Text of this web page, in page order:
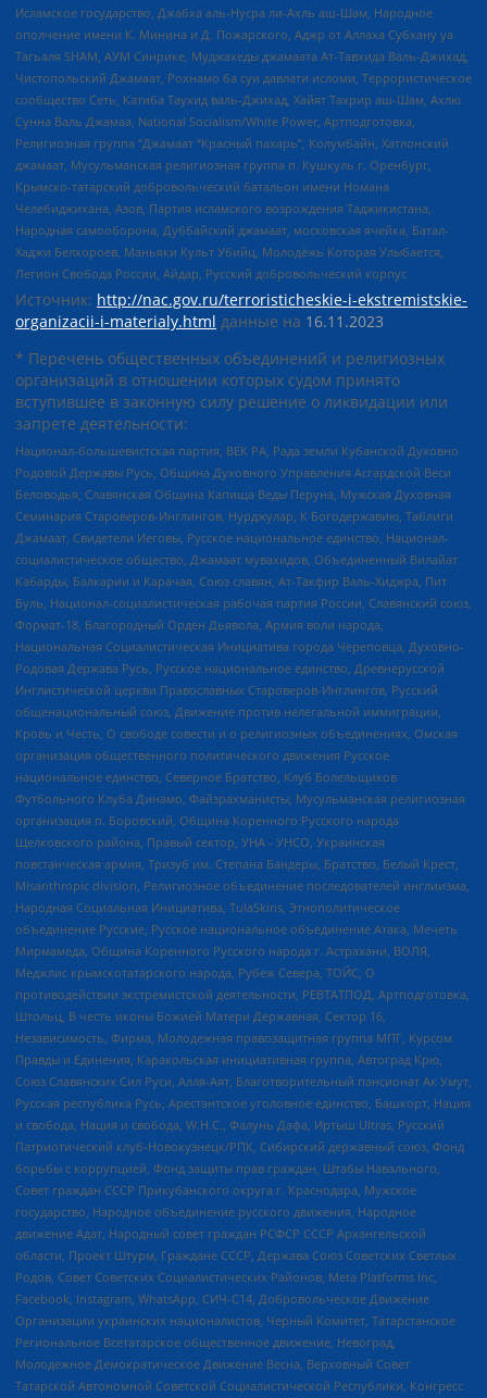
Исламское государство, Джабха аль-Нусра ли-Ахль аш-Шам, Народное
ополчение имени К. Минина и Д. Пожарского, Аджр от Аллаха Субхану уа
Тагьаля SHAM, АУМ Синрике, Муджахеды джамаата Ат-Тавхида Валь-Джихад,
Чистопольский Джамаат, Рохнамо ба суи давлати исломи, Террористическое
сообщество Сеть, Катиба Таухид валь-Джихад, Хайят Тахрир аш-Шам, Ахлю
Сунна Валь Джамаа, National Socialism/White Power, Артподготовка,
Религиозная группа “Джамаат “Красный пахарь”, Колумбайн, Хатлонский
джамаат, Мусульманская религиозная группа п. Кушкуль г. Оренбург,
Крымско-татарский добровольческий батальон имени Номана
Челебиджихана, Азов, Партия исламского возрождения Таджикистана,
Народная самооборона, Дуббайский джамаат, московская ячейка, Батал-
Хаджи Белхороев, Маньяки Культ Убийц, Молодёжь Которая Улыбается,
Легион Свобода России, Айдар, Русский добровольческий корпус
Источник: http://nac.gov.ru/terroristicheskie-i-ekstremistskie-
organizacii-i-materialy.html данные на 16.11.2023
* Перечень общественных объединений и религиозных
организаций в отношении которых судом принято
вступившее в законную силу решение о ликвидации или
запрете деятельности:
Национал-большевистская партия, ВЕК РА, Рада земли Кубанской Духовно
Родовой Державы Русь, Община Духовного Управления Асгардской Веси
Беловодья, Славянская Община Капища Веды Перуна, Мужская Духовная
Семинария Староверов-Инглингов, Нурджулар, К Богодержавию, Таблиги
Джамаат, Свидетели Иеговы, Русское национальное единство, Национал-
социалистическое общество, Джамаат мувахидов, Объединенный Вилайат
Кабарды, Балкарии и Карачая, Союз славян, Ат-Такфир Валь-Хиджра, Пит
Буль, Национал-социалистическая рабочая партия России, Славянский союз,
Формат-18, Благородный Орден Дьявола, Армия воли народа,
Национальная Социалистическая Инициатива города Череповца, Духовно-
Родовая Держава Русь, Русское национальное единство, Древнерусской
Инглистической церкви Православных Староверов-Инглингов, Русский
общенациональный союз, Движение против нелегальной иммиграции,
Кровь и Честь, О свободе совести и о религиозных объединениях, Омская
организация общественного политического движения Русское
национальное единство, Северное Братство, Клуб Болельщиков
Футбольного Клуба Динамо, Файзрахманисты, Мусульманская религиозная
организация п. Боровский, Община Коренного Русского народа
Щелковского района, Правый сектор, УНА - УНСО, Украинская
повстанческая армия, Тризуб им. Степана Бандеры, Братство, Белый Крест,
Misanthropic division, Религиозное объединение последователей инглиизма,
Народная Социальная Инициатива, TulaSkins, Этнополитическое
объединение Русские, Русское национальное объединение Атака, Мечеть
Мирмамеда, Община Коренного Русского народа г. Астрахани, ВОЛЯ,
Меджлис крымскотатарского народа, Рубеж Севера, ТОЙС, О
противодействии экстремистской деятельности, РЕВТАТПОД, Артподготовка,
Штольц, В честь иконы Божией Матери Державная, Сектор 16,
Независимость, Фирма, Молодежная правозащитная группа МПГ, Курсом
Правды и Единения, Каракольская инициативная группа, Автоград Крю,
Союз Славянских Сил Руси, Алля-Аят, Благотворительный пансионат Ак Умут,
Русская республика Русь, Арестантское уголовное единство, Башкорт, Нация
и свобода, Нация и свобода, W.H.С., Фалунь Дафа, Иртыш Ultras, Русский
Патриотический клуб-Новокузнецк/РПК, Сибирский державный союз, Фонд
борьбы с коррупцией, Фонд защиты прав граждан, Штабы Навального,
Совет граждан СССР Прикубанского округа г. Краснодара, Мужское
государство, Народное объединение русского движения, Народное
движение Адат, Народный совет граждан РСФСР СССР Архангельской
области, Проект Штурм, Граждане СССР, Держава Союз Советских Светлых
Родов, Совет Советских Социалистических Районов, Meta Platforms Inc,
Facebook, Instagram, WhatsApp, СИЧ-С14, Добровольческое Движение
Организации украинских националистов, Черный Комитет, Татарстанское
Региональное Всетатарское общественное движение, Невоград,
Молодежное Демократическое Движение Весна, Верховный Совет
Татарской Автономной Советской Социалистической Республики, Конгресс